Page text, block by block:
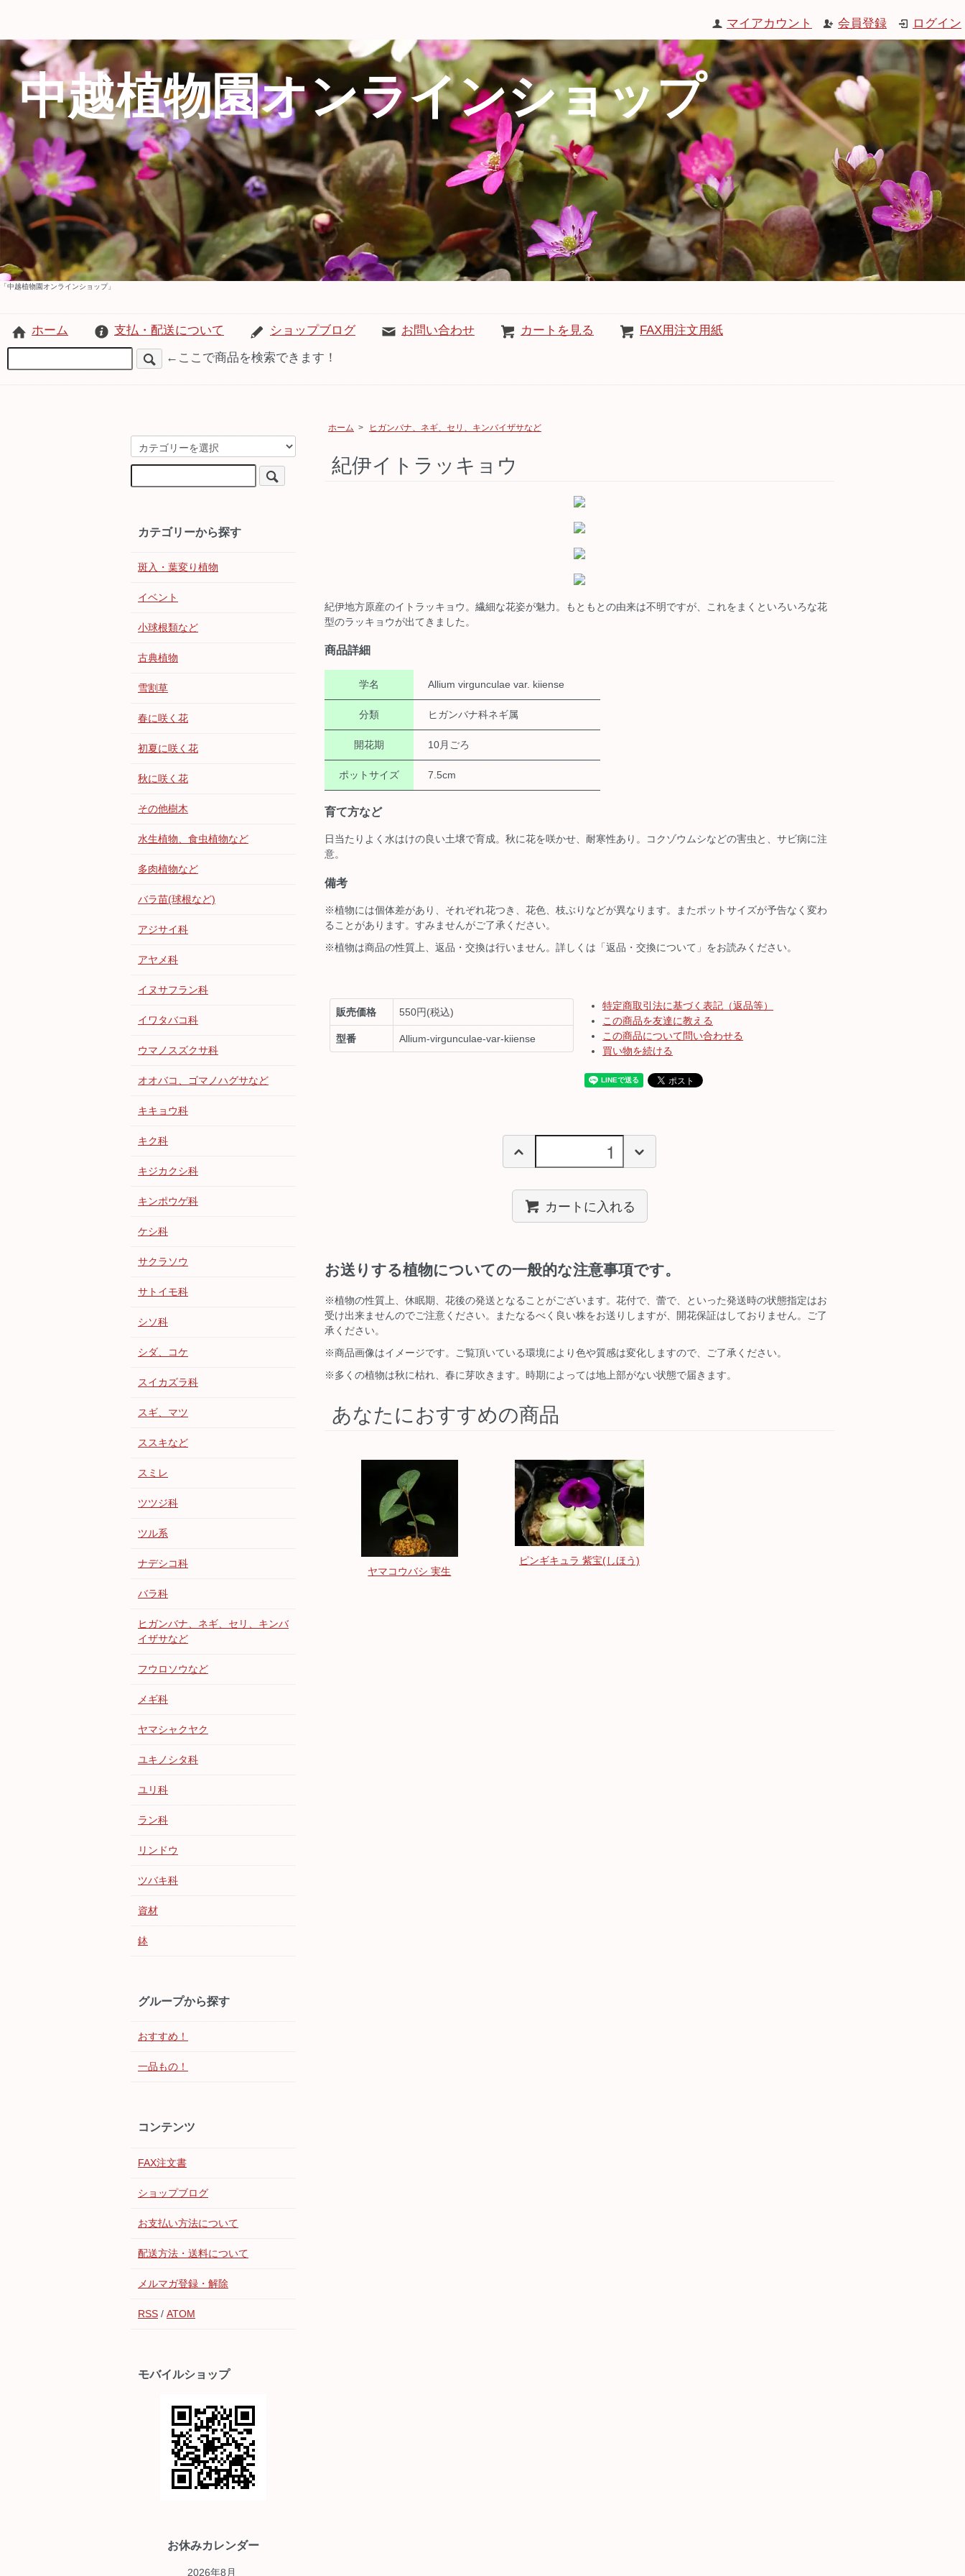
マイアカウント 会員登録 ログイン
中越植物園オンラインショップ
「中越植物園オンラインショップ」
ホーム 支払・配送について ショップブログ お問い合わせ カートを見る
FAX用注文用紙
←ここで商品を検索できます！
ホーム > ヒガンバナ、ネギ、セリ、キンバイザサなど
紀伊イトラッキョウ
紀伊地方原産のイトラッキョウ。繊細な花姿が魅力。もともとの由来は不明ですが、これをまくといろいろな花
型のラッキョウが出てきました。
商品詳細
学名 Allium virgunculae var. kiiense
分類 ヒガンバナ科ネギ属
開花期 10月ごろ
ポットサイズ 7.5cm
育て方など
日当たりよく水はけの良い土壌で育成。秋に花を咲かせ、耐寒性あり。コクゾウムシなどの害虫と、サビ病に注
意。
備考
※植物には個体差があり、それぞれ花つき、花色、枝ぶりなどが異なります。またポットサイズが予告なく変わ
ることがあります。すみませんがご了承ください。
※植物は商品の性質上、返品・交換は行いません。詳しくは「返品・交換について」をお読みください。
販売価格 550円(税込)
型番 Allium-virgunculae-var-kiiense
特定商取引法に基づく表記（返品等）
この商品を友達に教える
この商品について問い合わせる
買い物を続ける
カートに入れる
お送りする植物についての一般的な注意事項です。
※植物の性質上、休眠期、花後の発送となることがございます。花付で、蕾で、といった発送時の状態指定はお
受け出来ませんのでご注意ください。またなるべく良い株をお送りしますが、開花保証はしておりません。ご了
承ください。
※商品画像はイメージです。ご覧頂いている環境により色や質感は変化しますので、ご了承ください。
※多くの植物は秋に枯れ、春に芽吹きます。時期によっては地上部がない状態で届きます。
あなたにおすすめの商品
ヤマコウバシ 実生
ピンギキュラ 紫宝(しほう)
カテゴリーから探す
斑入・葉変り植物
イベント
小球根類など
古典植物
雪割草
春に咲く花
初夏に咲く花
秋に咲く花
その他樹木
水生植物、食虫植物など
多肉植物など
バラ苗(球根など)
アジサイ科
アヤメ科
イヌサフラン科
イワタバコ科
ウマノスズクサ科
オオバコ、ゴマノハグサなど
キキョウ科
キク科
キジカクシ科
キンポウゲ科
ケシ科
サクラソウ
サトイモ科
シソ科
シダ、コケ
スイカズラ科
スギ、マツ
ススキなど
スミレ
ツツジ科
ツル系
ナデシコ科
バラ科
ヒガンバナ、ネギ、セリ、キンバ
イザサなど
フウロソウなど
メギ科
ヤマシャクヤク
ユキノシタ科
ユリ科
ラン科
リンドウ
ツバキ科
資材
鉢
グループから探す
おすすめ！
一品もの！
コンテンツ
FAX注文書
ショップブログ
お支払い方法について
配送方法・送料について
メルマガ登録・解除
RSS / ATOM
モバイルショップ
お休みカレンダー
2026年8月